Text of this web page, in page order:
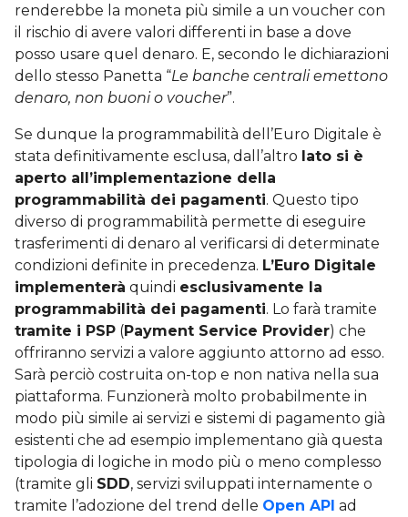
renderebbe la moneta più simile a un voucher con
il rischio di avere valori differenti in base a dove
posso usare quel denaro. E, secondo le dichiarazioni
dello stesso Panetta “Le banche centrali emettono
denaro, non buoni o voucher”.
Se dunque la programmabilità dell’Euro Digitale è
stata definitivamente esclusa, dall’altro lato si è
aperto all’implementazione della
programmabilità dei pagamenti. Questo tipo
diverso di programmabilità permette di eseguire
trasferimenti di denaro al verificarsi di determinate
condizioni definite in precedenza. L’Euro Digitale
implementerà quindi esclusivamente la
programmabilità dei pagamenti. Lo farà tramite
tramite i PSP (Payment Service Provider) che
offriranno servizi a valore aggiunto attorno ad esso.
Sarà perciò costruita on-top e non nativa nella sua
piattaforma. Funzionerà molto probabilmente in
modo più simile ai servizi e sistemi di pagamento già
esistenti che ad esempio implementano già questa
tipologia di logiche in modo più o meno complesso
(tramite gli SDD, servizi sviluppati internamente o
tramite l’adozione del trend delle Open API ad